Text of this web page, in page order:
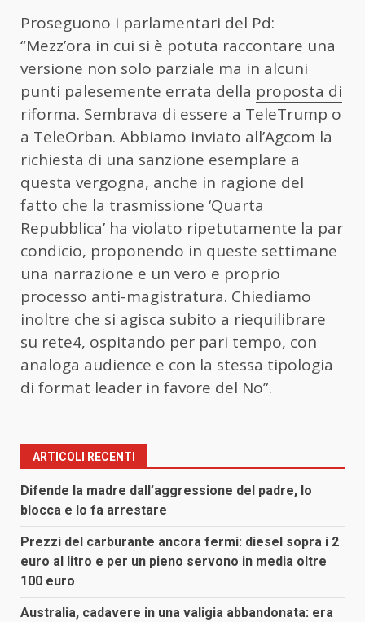
Proseguono i parlamentari del Pd:
“Mezz’ora in cui si è potuta raccontare una
versione non solo parziale ma in alcuni
punti palesemente errata della proposta di
riforma. Sembrava di essere a TeleTrump o
a TeleOrban. Abbiamo inviato all’Agcom la
richiesta di una sanzione esemplare a
questa vergogna, anche in ragione del
fatto che la trasmissione ‘Quarta
Repubblica’ ha violato ripetutamente la par
condicio, proponendo in queste settimane
una narrazione e un vero e proprio
processo anti-magistratura. Chiediamo
inoltre che si agisca subito a riequilibrare
su rete4, ospitando per pari tempo, con
analoga audience e con la stessa tipologia
di format leader in favore del No”.
ARTICOLI RECENTI
Difende la madre dall’aggressione del padre, lo
blocca e lo fa arrestare
Prezzi del carburante ancora fermi: diesel sopra i 2
euro al litro e per un pieno servono in media oltre
100 euro
Australia, cadavere in una valigia abbandonata: era